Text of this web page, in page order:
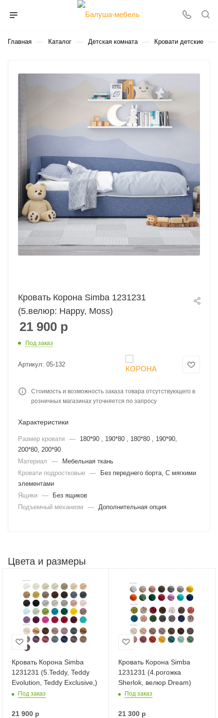
Главная — Каталог — Детская комната — Кровати детские —
Кровать Корона Simba 1231231
(5.велюр: Happy, Moss)
21 900 р
Под заказ
Артикул: 05-132
Стоимость и возможность заказа товара отсутствующего в
розничных магазинах уточняется по запросу
Характеристики
Размер кровати —
180*90 , 190*80 , 180*80 , 190*90,
200*80, 200*90
Материал
—
Мебельная ткань
Кровати подростковые —
Без переднего борта, С мягкими
элементами
Ящики —
Без ящиков
Подъемный механизм
— Дополнительная опция
Цвета и размеры
Кровать Корона Simba
1231231 (5.Teddy, Teddy
Evolution, Teddy Exclusive,)
Под заказ
21 900 р
Кровать Корона Simba
1231231 (4.рогожка
Sherlok, велюр Dream)
Под заказ
21 300 р